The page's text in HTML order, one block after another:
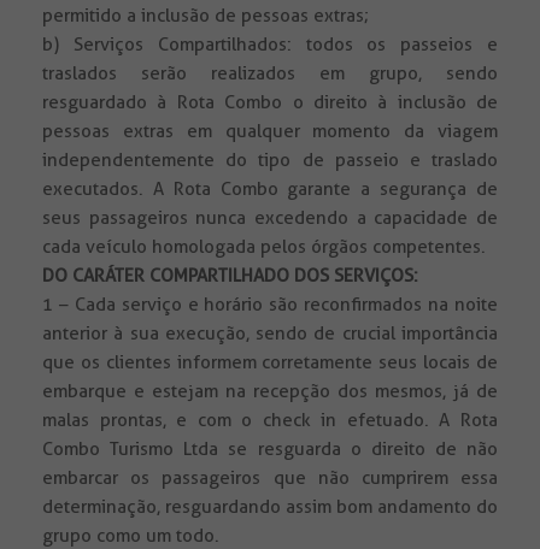
permitido a inclusão de pessoas extras;
b) Serviços Compartilhados: todos os passeios e
traslados serão realizados em grupo, sendo
resguardado à Rota Combo o direito à inclusão de
pessoas extras em qualquer momento da viagem
independentemente do tipo de passeio e traslado
executados. A Rota Combo garante a segurança de
seus passageiros nunca excedendo a capacidade de
cada veículo homologada pelos órgãos competentes.
DO CARÁTER COMPARTILHADO DOS SERVIÇOS:
1 – Cada serviço e horário são reconfirmados na noite
anterior à sua execução, sendo de crucial importância
que os clientes informem corretamente seus locais de
embarque e estejam na recepção dos mesmos, já de
malas prontas, e com o check in efetuado. A Rota
Combo Turismo Ltda se resguarda o direito de não
embarcar os passageiros que não cumprirem essa
determinação, resguardando assim bom andamento do
grupo como um todo.